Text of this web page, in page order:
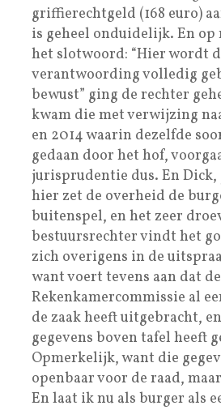
griffierechtgeld (168 euro)
is geheel onduidelijk. En
het slotwoord: “Hier wordt
verantwoording volledig
bewust” ging de rechter
kwam die met verwijzing
en 2014 waarin dezelfde
gedaan door het hof,
jurisprudentie dus. En
hier zet de overheid de
buitenspel, en het zeer
bestuursrechter vindt het
zich overigens in de
want voert tevens aan dat de
Rekenkamercommissie al
de zaak heeft uitgebracht,
gegevens boven tafel heeft
Opmerkelijk, want die
openbaar voor de raad,
En laat ik nu als burger als